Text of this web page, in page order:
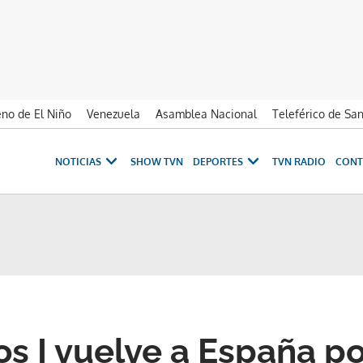
de El Niño Venezuela Asamblea Nacional Teleférico de
NOTICIAS SHOW TVN DEPORTES TVN RADIO
I vuelve a España